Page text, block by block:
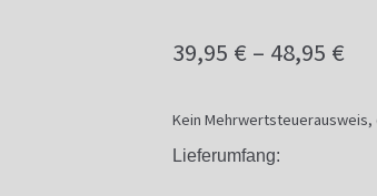
39,95 € – 48,95 €
Kein Mehrwertsteuerausweis,
Lieferumfang: